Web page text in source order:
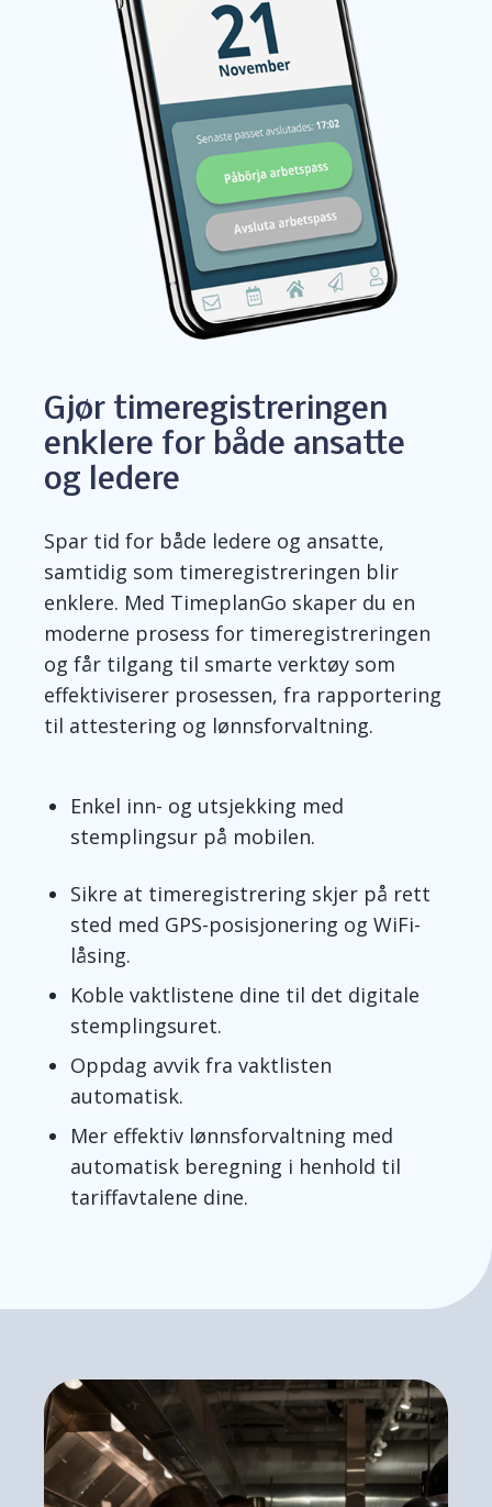
Gjør timeregistreringen
enklere for både ansatte
og ledere
Spar tid for både ledere og ansatte,
samtidig som timeregistreringen blir
enklere. Med TimeplanGo skaper du en
moderne prosess for timeregistreringen
og får tilgang til smarte verktøy som
effektiviserer prosessen, fra rapportering
til attestering og lønnsforvaltning.
Enkel inn- og utsjekking med
stemplingsur på mobilen.
Sikre at timeregistrering skjer på rett
sted med GPS-posisjonering og WiFi-
låsing.
Koble vaktlistene dine til det digitale
stemplingsuret.
Oppdag avvik fra vaktlisten
automatisk.
Mer effektiv lønnsforvaltning med
automatisk beregning i henhold til
tariffavtalene dine.